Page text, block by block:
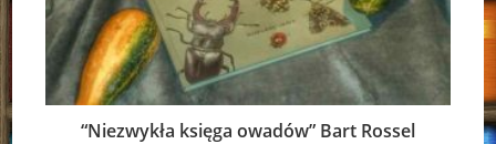
“Niezwykła księga owadów” Bart Rossel